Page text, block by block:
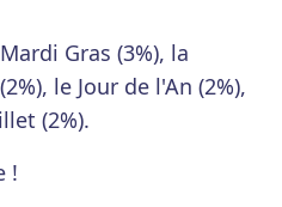
Gras (3%), la
le Jour de l'An (2%),
(2%).
!